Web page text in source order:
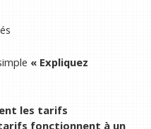
« Expliquez
les tarifs
fonctionnent à un